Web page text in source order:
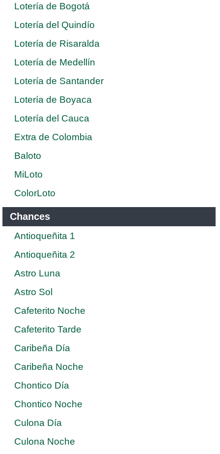
Lotería de Bogotá
Lotería del Quindío
Lotería de Risaralda
Lotería de Medellín
Lotería de Santander
Lotería de Boyaca
Lotería del Cauca
Extra de Colombia
Baloto
MiLoto
ColorLoto
Chances
Antioqueñita 1
Antioqueñita 2
Astro Luna
Astro Sol
Cafeterito Noche
Cafeterito Tarde
Caribeña Día
Caribeña Noche
Chontico Día
Chontico Noche
Culona Día
Culona Noche